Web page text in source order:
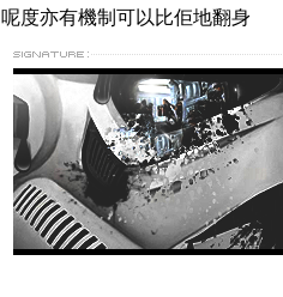
呢度亦有機制可以比佢地翻身